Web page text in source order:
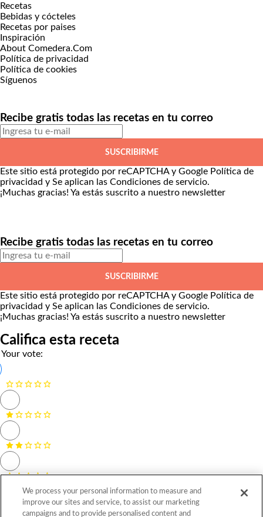
Recetas
Bebidas y cócteles
Recetas por paises
Inspiración
About Comedera.Com
Política de privacidad
Política de cookies
Síguenos
Recibe gratis todas las recetas en tu correo
SUSCRIBIRME
Este sitio está protegido por reCAPTCHA y Google Política de
privacidad y Se aplican las Condiciones de servicio.
¡Muchas gracias! Ya estás suscrito a nuestro newsletter
Recibe gratis todas las recetas en tu correo
SUSCRIBIRME
Este sitio está protegido por reCAPTCHA y Google Política de
privacidad y Se aplican las Condiciones de servicio.
¡Muchas gracias! Ya estás suscrito a nuestro newsletter
Califica esta receta
Your vote:
We process your personal information to measure and
improve our sites and service, to assist our marketing
campaigns and to provide personalised content and